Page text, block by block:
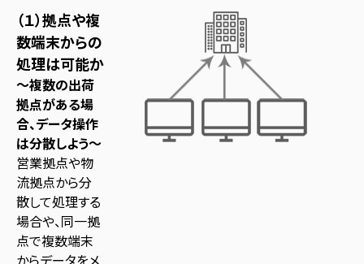
（１）拠点や複
数端末からの
処理は可能か
～複数の出荷
拠点がある場
合、データ操作
は分散しよう～
営業拠点や物
流拠点から分
散して処理する
場合や、同一拠
点で複数端末
からデータをメ